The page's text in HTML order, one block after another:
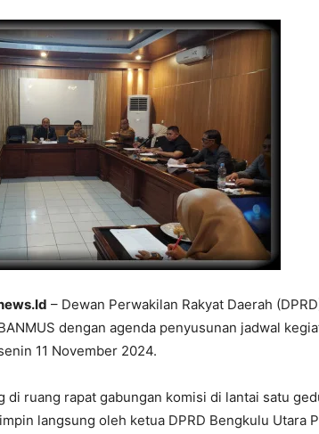
– Dewan Perwakilan Rakyat Daerah
dengan agenda penyusunan jadwal
11 November 2024.
di ruang rapat gabungan komisi di lantai satu
langsung oleh ketua DPRD Bengkulu Utara